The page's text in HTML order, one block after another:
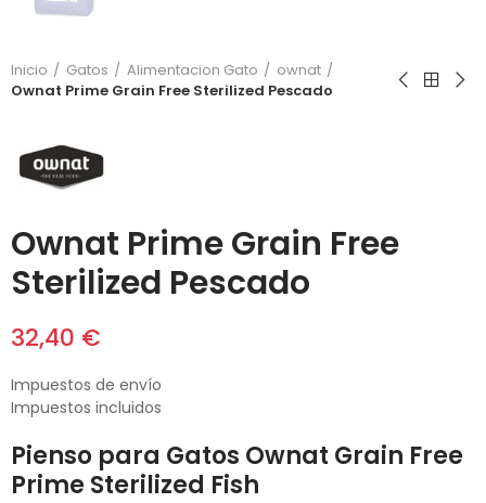
Inicio Gatos Alimentacion Gato
ownat
Ownat Prime Grain Free Sterilized Pescado
Ownat Prime Grain Free
Sterilized Pescado
32,40 €
Impuestos de envío
Impuestos incluidos
Pienso para Gatos Ownat Grain Free
Prime Sterilized Fish